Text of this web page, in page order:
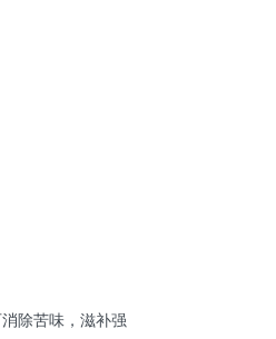
除苦味，滋补强